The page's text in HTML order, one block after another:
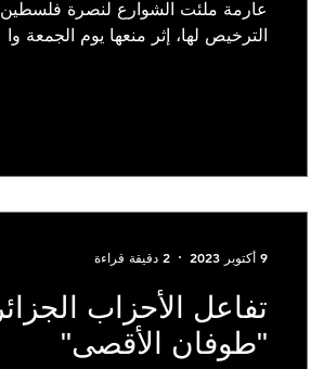
عارمة ملئت الشوارع لنصرة
الترخيص لها، إثر منعها يوم الجمعة وا
تفاعل الأحزاب
"طوفان الأقصى"
9 أكتوبر 2023 2 دقيقة قراءة